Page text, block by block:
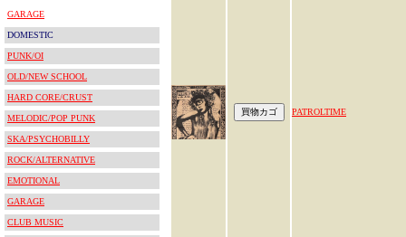
GARAGE
DOMESTIC
PUNK/OI
OLD/NEW SCHOOL
HARD CORE/CRUST
MELODIC/POP PUNK
SKA/PSYCHOBILLY
ROCK/ALTERNATIVE
EMOTIONAL
GARAGE
CLUB MUSIC
PATROLTIME